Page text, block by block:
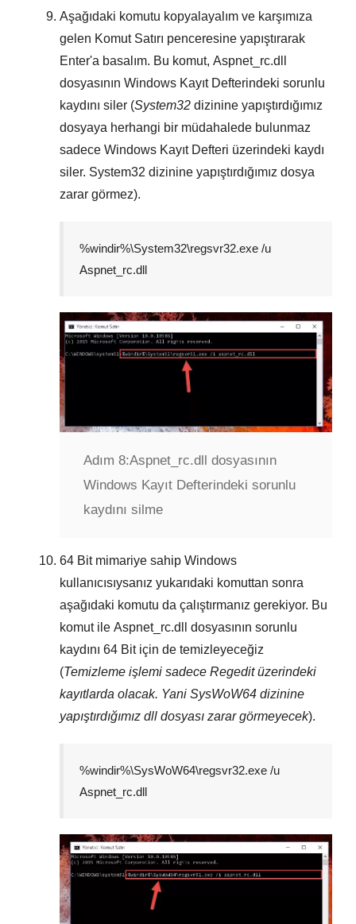
Aşağıdaki komutu kopyalayalım ve karşımıza
gelen Komut Satırı penceresine yapıştırarak
Enter'a basalım. Bu komut, Aspnet_rc.dll
dosyasının Windows Kayıt Defterindeki sorunlu
kaydını siler (System32 dizinine yapıştırdığımız
dosyaya herhangi bir müdahalede bulunmaz
sadece Windows Kayıt Defteri üzerindeki kaydı
siler. System32 dizinine yapıştırdığımız dosya
zarar görmez).
%windir%\System32\regsvr32.exe /u
Aspnet_rc.dll
Adım 8:Aspnet_rc.dll dosyasının
Windows Kayıt Defterindeki sorunlu
kaydını silme
64 Bitmimariye sahip Windows
kullanıcısıysanız yukarıdaki komuttan sonra
aşağıdaki komutu da çalıştırmanız gerekiyor. Bu
komut ile Aspnet_rc.dll
dosyasının sorunlu
kaydını 64 Bitiçin de temizleyeceğiz
(Temizleme işlemi sadece Regeditüzerindeki
kayıtlarda olacak. Yani SysWoW64 dizinine
yapıştırdığımız dll dosyası zarar görmeyecek).
%windir%\SysWoW64\regsvr32.exe /u
Aspnet_rc.dll